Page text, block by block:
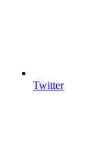
Twitter